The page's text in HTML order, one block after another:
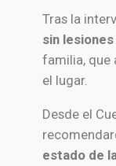
Tras la
sin lesiones
familia, que
el lugar.
Desde el
estado de